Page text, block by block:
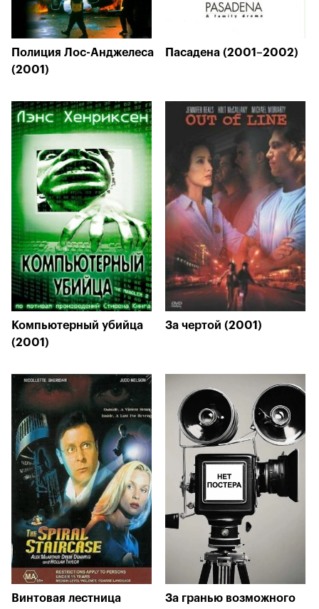
Полиция Лос-Анджелеса
(2001)
Пасадена (2001–2002)
Компьютерный убийца
(2001)
За чертой (2001)
Винтовая лестница
За гранью возможного